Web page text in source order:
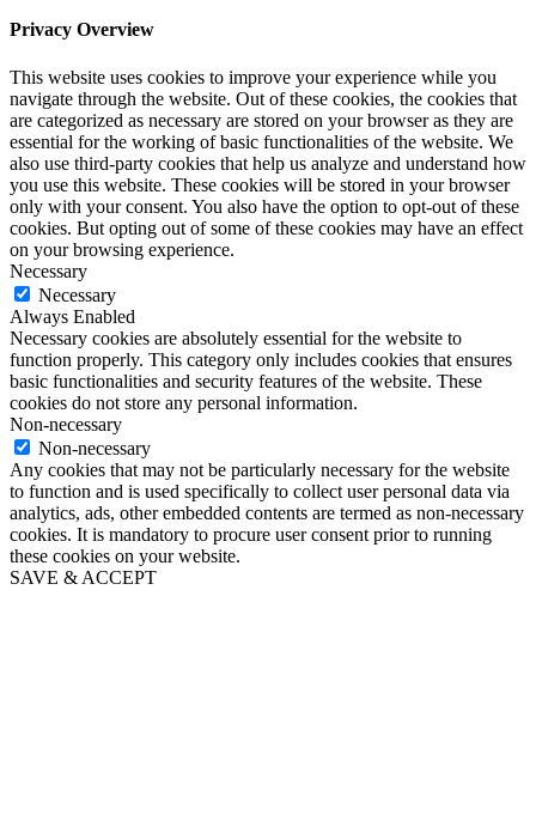
Privacy Overview
This website uses cookies to improve your experience while you
navigate through the website. Out of these cookies, the cookies that
are categorized as necessary are stored on your browser as they are
essential for the working of basic functionalities of the website. We
also use third-party cookies that help us analyze and understand how
you use this website. These cookies will be stored in your browser
only with your consent. You also have the option to opt-out of these
cookies. But opting out of some of these cookies may have an effect
on your browsing experience.
Necessary
Necessary
Always Enabled
Necessary cookies are absolutely essential for the website to
function properly. This category only includes cookies that ensures
basic functionalities and security features of the website. These
cookies do not store any personal information.
Non-necessary
Non-necessary
Any cookies that may not be particularly necessary for the website
to function and is used specifically to collect user personal data via
analytics, ads, other embedded contents are termed as non-necessary
cookies. It is mandatory to procure user consent prior to running
these cookies on your website.
SAVE & ACCEPT